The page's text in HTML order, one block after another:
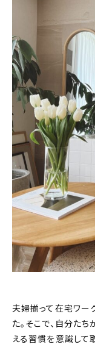
夫婦揃って在宅ワー
た。そこで、自分た
える習慣を意識して